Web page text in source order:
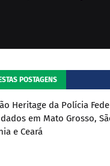
POSTAGENS
Heritage da Polícia
em Mato Grosso,
e Ceará